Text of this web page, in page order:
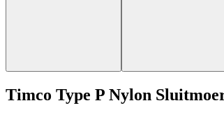
Timco Type P Nylon